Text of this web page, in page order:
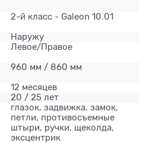
2-й класс - Galeon 10.01
Наружу
Левое/Правое
960 мм / 860 мм
12 месяцев
20 / 25 лет
глазок, задвижка, замок,
петли, противосъемные
штыри, ручки, щеколда,
эксцентрик